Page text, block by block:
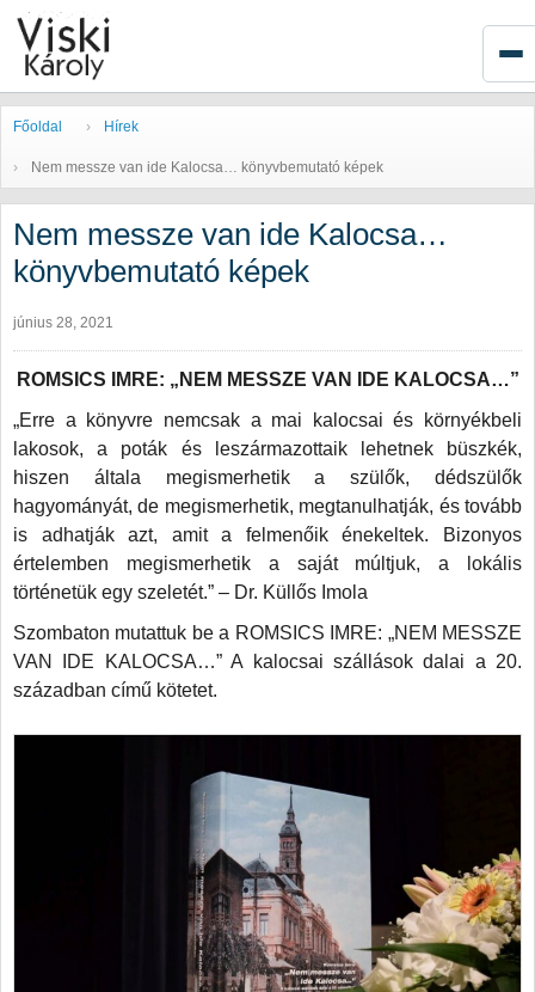
Főoldal Hírek
Nem messze van ide Kalocsa… könyvbemutató képek
Nem messze van ide Kalocsa…
könyvbemutató képek
június 28, 2021
ROMSICS IMRE: „NEM MESSZE VAN IDE KALOCSA…”
„Erre a könyvre nemcsak a mai kalocsai és környékbeli
lakosok, a poták és leszármazottaik lehetnek büszkék,
hiszen általa megismerhetik a szülők, dédszülők
hagyományát, de megismerhetik, megtanulhatják, és tovább
is adhatják azt, amit a felmenőik énekeltek. Bizonyos
értelemben megismerhetik a saját múltjuk, a lokális
történetük egy szeletét.” – Dr. Küllős Imola
Szombaton mutattuk be a ROMSICS IMRE: „NEM MESSZE
VAN IDE KALOCSA…” A kalocsai szállások dalai a 20.
században című kötetet.